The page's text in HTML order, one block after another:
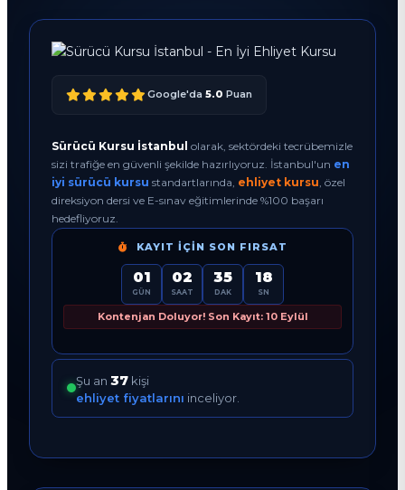
Google'da 5.0 Puan
Sürücü Kursu İstanbul olarak, sektördeki tecrübemizle
sizi trafiğe en güvenli şekilde hazırlıyoruz. İstanbul'un en
iyi sürücü kursu standartlarında, ehliyet kursu , özel
direksiyon dersi ve E-sınav eğitimlerinde %100 başarı
hedefliyoruz.
KAYIT İÇIN SON FIRSAT
01
GÜN
02
SAAT
35
DAK
17
SN
Kontenjan Doluyor! Son Kayıt: 10 Eylül
Şu an 37 kişi
ehliyet fiyatlarını inceliyor.